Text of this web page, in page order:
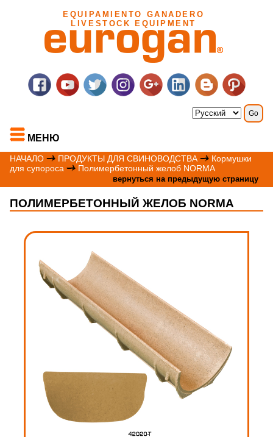
EQUIPAMIENTO GANADERO
LIVESTOCK EQUIPMENT
МЕНЮ
НАЧАЛО ПРОДУКТЫ ДЛЯ СВИНОВОДСТВА
Кормушки
для супороса
Полимербетонный желоб NORMA
вернуться на предыдущую страницу
ПОЛИМЕРБЕТОННЫЙ ЖЕЛОБ NORMA